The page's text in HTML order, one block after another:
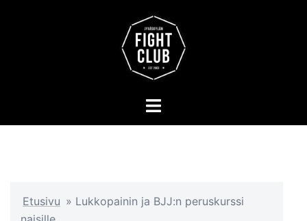
Toggle
Etusivu » Lukkopainin ja BJJ:n peruskurssi